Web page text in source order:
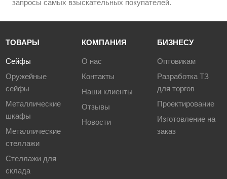
запросы самых взыскательных покупателей.
ТОВАРЫ
Сейфы
Оружейные
сейфы
Металлические
шкафы
Металлические
стеллажи
Стеллажи для
склада
КОМПАНИЯ
О нас
Контакты
Наши клиенты
Отзывы
Новости
БИЗНЕСУ
Оптовикам
Разработка ТЗ
для торгов
Проектирование
Изготовление на
заказ